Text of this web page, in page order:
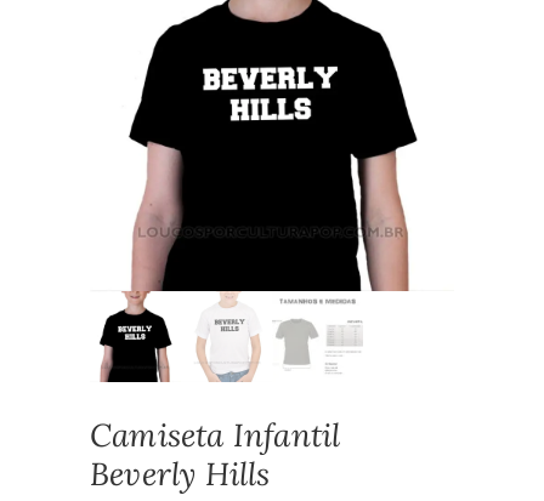
Camiseta Infantil
Beverly Hills